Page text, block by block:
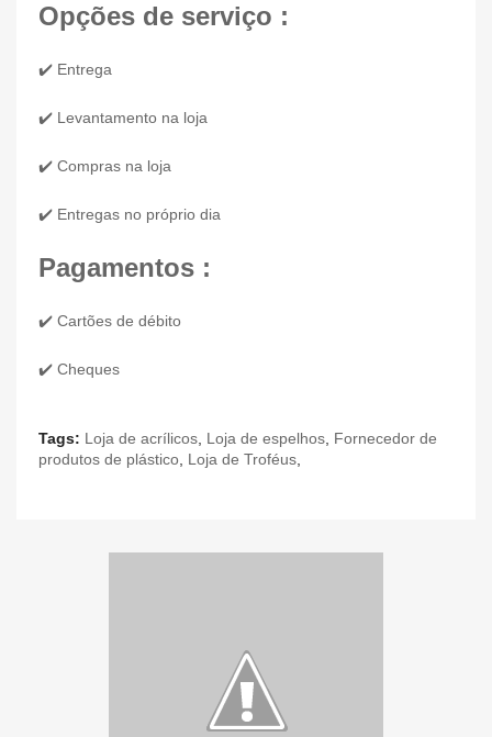
Opções de serviço :
✔️ Entrega
✔️ Levantamento na loja
✔️ Compras na loja
✔️ Entregas no próprio dia
Pagamentos :
✔️ Cartões de débito
✔️ Cheques
Tags: Loja de acrílicos Loja de espelhos Fornecedor de
produtos de plástico Loja de Troféus